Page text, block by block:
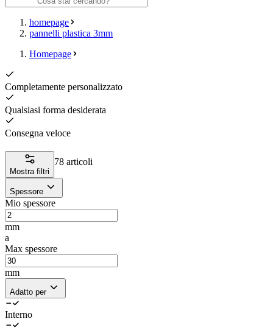
homepage
pannelli plastica 3mm
Homepage
Completamente personalizzato
Qualsiasi forma desiderata
Consegna veloce
Mostra filtri
78 articoli
Spessore
Mio spessore
mm
a
Max spessore
mm
Adatto per
Interno